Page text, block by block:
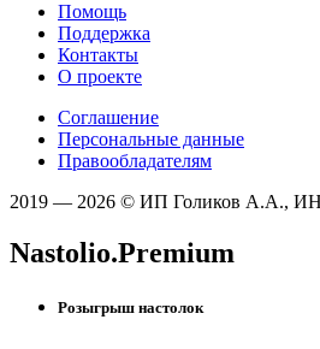
Помощь
Поддержка
Контакты
О проекте
Соглашение
Персональные данные
Правообладателям
2019 — 2026 © ИП Голиков А.А.,
Nastolio.Premium
Розыгрыш настолок